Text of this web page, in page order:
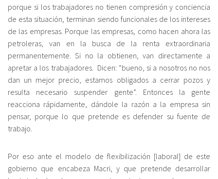
porque si los trabajadores no tienen compresión y conciencia
de esta situación, terminan siendo funcionales de los intereses
de las empresas. Porque las empresas, como hacen ahora las
petroleras, van en la busca de la renta extraordinaria
permanentemente. Si no la obtienen, van directamente a
apretar a los trabajadores. Dicen: “bueno, si a nosotros no nos
dan un mejor precio, estamos obligados a cerrar pozos y
resulta necesario suspender gente”. Entonces la gente
reacciona rápidamente, dándole la razón a la empresa sin
pensar, porque lo que pretende es defender su fuente de
trabajo.
Por eso ante el modelo de flexibilización [laboral] de este
gobierno que encabeza Macri, y que pretende desarrollar